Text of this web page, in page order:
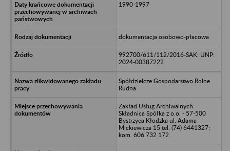
1990-1997
dokumentacja osobowo-płacowa
992700/611/112/2016-SAK; UNP:
2024-00387222
Spółdzielcze Gospodarstwo Rolne
Rudna
Zakład Usług Archiwalnych
Składnica Spółka z o.o. - 57-500
Bystrzyca Kłodzka ul. Adama
Mickiewicza 15 tel. (74) 6441327;
kom. 606 732 172